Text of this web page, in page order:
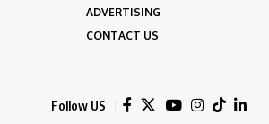
ADVERTISING
CONTACT US
Follow US